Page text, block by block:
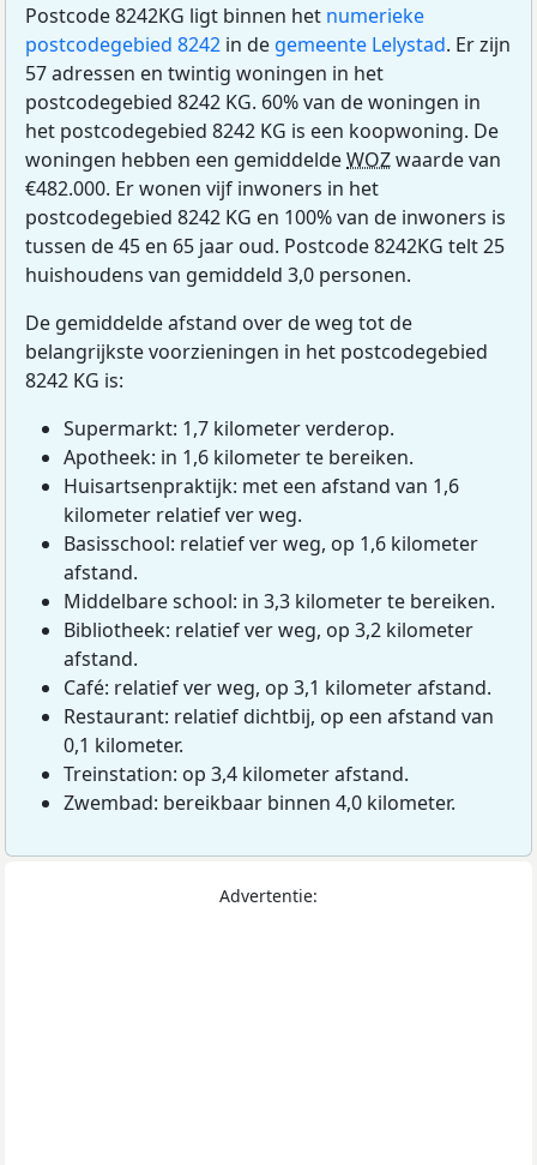
Postcode 8242KG ligt binnen het numerieke
postcodegebied 8242 in de gemeente Lelystad. Er zijn
57 adressen en twintig woningen in het
postcodegebied 8242 KG. 60% van de woningen in
het postcodegebied 8242 KG is een koopwoning. De
woningen hebben een gemiddeldeWOZwaarde van
€482.000. Er wonen vijf inwoners in het
postcodegebied 8242 KG en 100% van de inwoners is
tussen de 45 en 65 jaar oud. Postcode 8242KG telt 25
huishoudens van gemiddeld 3,0 personen.
De gemiddelde afstand over de weg tot de
belangrijkste voorzieningen in het postcodegebied
8242 KG is:
Supermarkt: 1,7 kilometer verderop.
Apotheek: in 1,6 kilometer te bereiken.
Huisartsenpraktijk: met een afstand van 1,6
kilometer relatief ver weg.
Basisschool: relatief ver weg, op 1,6 kilometer
afstand.
Middelbare school: in 3,3 kilometer te bereiken.
Bibliotheek: relatief ver weg, op 3,2 kilometer
afstand.
Café: relatief ver weg, op 3,1 kilometer afstand.
Restaurant: relatief dichtbij, op een afstand van
0,1 kilometer.
Treinstation: op 3,4 kilometer afstand.
Zwembad: bereikbaar binnen 4,0 kilometer.
Advertentie: